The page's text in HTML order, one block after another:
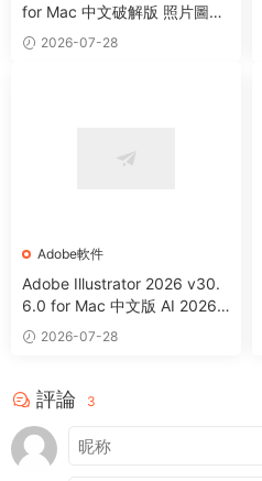
for Mac 中文破解版 照片圖像
等資源管理器
2026-07-28
Adobe軟件
Adobe Illustrator 2026 v30.
6.0 for Mac 中文版 AI 2026
矢量圖形設計軟件
2026-07-28
評論 3